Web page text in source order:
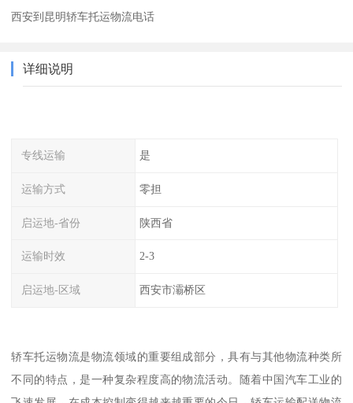
西安到昆明轿车托运物流电话
详细说明
专线运输 是
运输方式 零担
启运地-省份 陕西省
运输时效 2-3
启运地-区域 西安市灞桥区
轿车托运物流是物流领域的重要组成部分，具有与其他物流种类所
不同的特点，是一种复杂程度高的物流活动。随着中国汽车工业的